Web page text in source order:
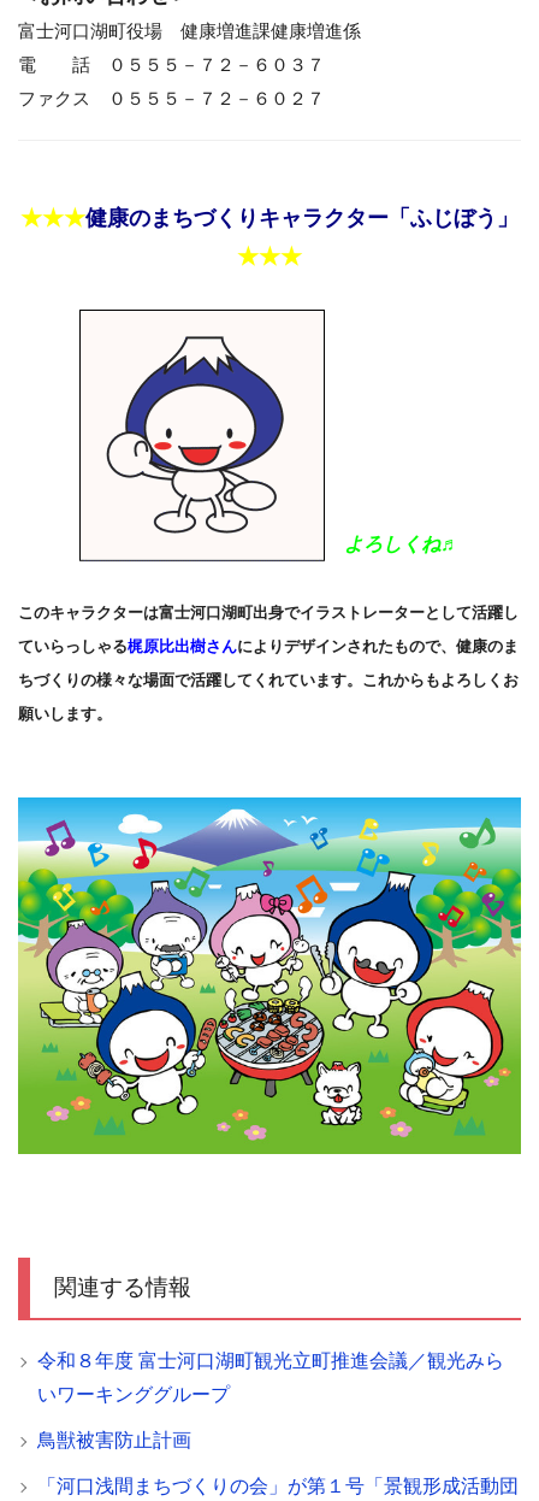
富士河口湖町役場 健康増進課健康増進係
電 話 ０５５５－７２－６０３７
ファクス ０５５５－７２－６０２７
★★★健康のまちづくりキャラクター「ふじぼう」
★★★
よろしくね♬
このキャラクターは富士河口湖町出身でイラストレーターとして活躍し
ていらっしゃる梶原比出樹さんによりデザインされたもので、健康のま
ちづくりの様々な場面で活躍してくれています。これからもよろしくお
願いします。
関連する情報
令和８年度 富士河口湖町観光立町推進会議／観光みら
いワーキンググループ
鳥獣被害防止計画
「河口浅間まちづくりの会」が第１号「景観形成活動団